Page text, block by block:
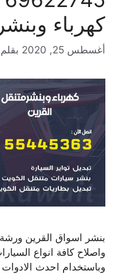
كهرباء
أغسطس 25, 2020 بقلم
بنشر اسواق القرين
واصلاح كافة انواع
وباستخدام احدث